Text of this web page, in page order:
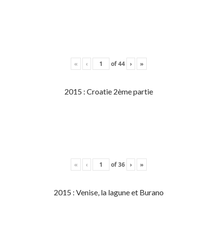
« ‹ of44 › »
2015 : Croatie 2ème partie
« ‹ of36 › »
2015 : Venise, la lagune et Burano